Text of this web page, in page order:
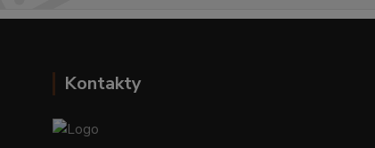
Kontakty